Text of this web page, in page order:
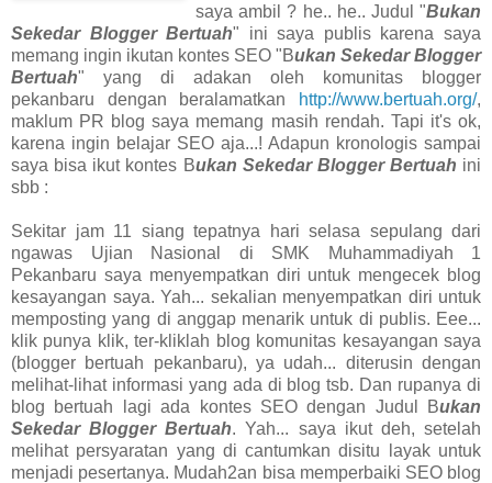
saya ambil ? he.. he.. Judul "Bukan
Sekedar Blogger Bertuah" ini saya publis karena saya
memang ingin ikutan kontes SEO "Bukan Sekedar Blogger
Bertuah" yang di adakan oleh komunitas blogger
pekanbaru dengan beralamatkan
http://www.bertuah.org/,
maklum PR blog saya memang masih rendah. Tapi it's ok,
karena ingin belajar SEO aja...! Adapun kronologis sampai
saya bisa ikut kontes Bukan Sekedar Blogger Bertuah ini
sbb :
Sekitar jam 11 siang tepatnya hari selasa sepulang dari
ngawas Ujian Nasional di SMK Muhammadiyah 1
Pekanbaru saya menyempatkan diri untuk mengecek blog
kesayangan saya. Yah... sekalian menyempatkan diri untuk
memposting yang di anggap menarik untuk di publis. Eee...
klik punya klik, ter-kliklah blog komunitas kesayangan saya
(blogger bertuah pekanbaru), ya udah... diterusin dengan
melihat-lihat informasi yang ada di blog tsb. Dan rupanya di
blog bertuah lagi ada kontes SEO dengan Judul Bukan
Sekedar Blogger Bertuah. Yah... saya ikut deh, setelah
melihat persyaratan yang di cantumkan disitu layak untuk
menjadi pesertanya. Mudah2an bisa memperbaiki SEO blog